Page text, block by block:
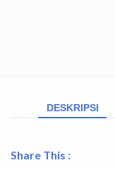
DESKRIPSI
Share This :